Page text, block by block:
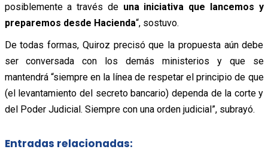
posiblemente a través de una iniciativa que lancemos y
preparemos desde Hacienda“, sostuvo.
De todas formas, Quiroz precisó que la propuesta aún debe
ser conversada con los demás ministerios y que se
mantendrá “siempre en la línea de respetar el principio de que
(el levantamiento del secreto bancario) dependa de la corte y
del Poder Judicial. Siempre con una orden judicial”, subrayó.
Entradas relacionadas: